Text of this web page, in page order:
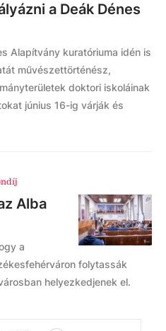
a Deák Dénes
Alapítvány kuratóriuma idén is
művészettörténész,
doktori iskoláinak
június 16-ig várják és
Alba
a
folytassák
helyezkedjenek el.